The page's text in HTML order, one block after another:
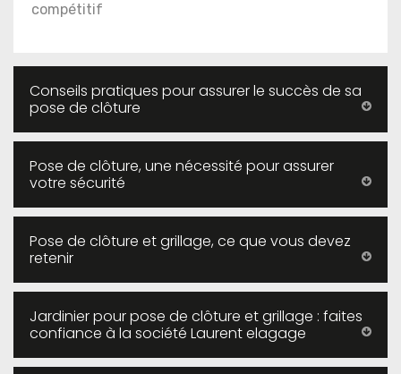
compétitif
Conseils pratiques pour assurer le succès de sa
pose de clôture
Pose de clôture, une nécessité pour assurer
votre sécurité
Pose de clôture et grillage, ce que vous devez
retenir
Jardinier pour pose de clôture et grillage : faites
confiance à la société Laurent elagage